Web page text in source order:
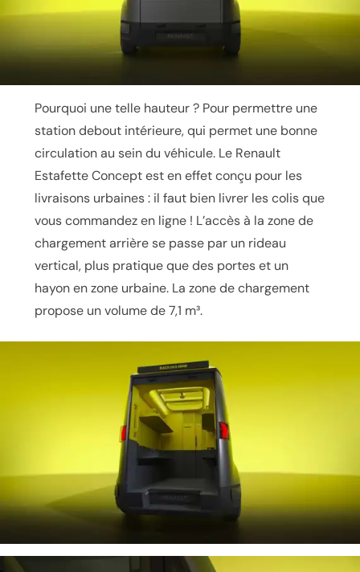
Pourquoi une telle hauteur ? Pour permettre une
station debout intérieure, qui permet une bonne
circulation au sein du véhicule. Le Renault
Estafette Concept est en effet conçu pour les
livraisons urbaines : il faut bien livrer les colis que
vous commandez en ligne ! L’accès à la zone de
chargement arrière se passe par un rideau
vertical, plus pratique que des portes et un
hayon en zone urbaine. La zone de chargement
propose un volume de 7,1 m³.